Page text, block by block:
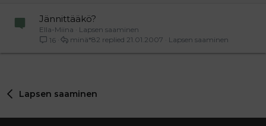
Jännittääkö?
Ella-Miina
Lapsen saaminen
16
Lapsen saaminen
21.01.2007
minä*82
Lapsen saaminen